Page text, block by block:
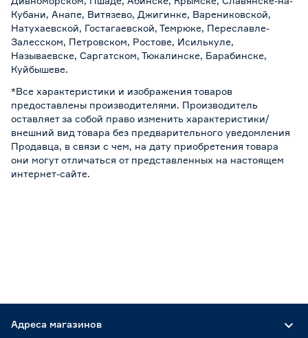
Кубани, Анапе, Витязево, Джигинке, Варениковской,
Натухаевской, Гостагаевской, Темрюке, Переславле-
Залесском, Петровском, Ростове, Исилькуле,
Называевске, Саргатском, Тюкалинске, Барабинске,
Куйбышеве.
*Все характеристики и изображения товаров
предоставлены производителями. Производитель
оставляет за собой право изменить характеристики/
внешний вид товара без предварительного уведомления
Продавца, в связи с чем, на дату приобретения товара
они могут отличаться от представленных на настоящем
интернет-сайте.
Адреса магазинов